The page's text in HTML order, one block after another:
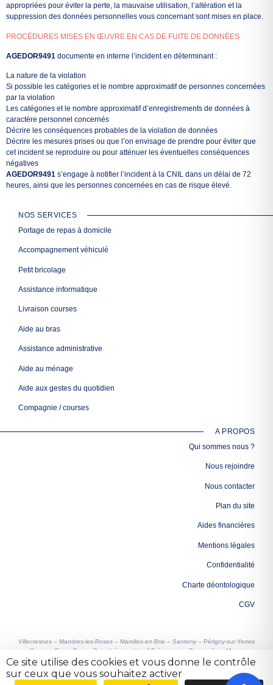
Ce site utilise des cookies et vous donne le contrôle
sur ceux que vous souhaitez activer
appropriées pour éviter la perte, la mauvaise utilisation, l’altération et la
suppression des données personnelles vous concernant sont mises en place.
PROCÉDURES MISES EN ŒUVRE EN CAS DE FUITE DE DONNÉES
AGEDOR9491 documente en interne l’incident en déterminant :
La nature de la violation
Si possible les catégories et le nombre approximatif de personnes concernées
par la violation
Les catégories et le nombre approximatif d’enregistrements de données à
caractère personnel concernés
Décrire les conséquences probables de la violation de données
Décrire les mesures prises ou que l’on envisage de prendre pour éviter que
cet incident se reproduire ou pour atténuer les éventuelles conséquences
négatives
AGEDOR9491 s’engage à notifier l’incident à la CNIL dans un délai de 72
heures, ainsi que les personnes concernées en cas de risque élevé.
NOS SERVICES
Portage de repas à domicile
Accompagnement véhiculé
Petit bricolage
Assistance informatique
Livraison courses
Aide au bras
Assistance administrative
Aide au ménage
Aide aux gestes du quotidien
Compagnie / courses
A PROPOS
Qui sommes nous ?
Nous rejoindre
Nous contacter
Plan du site
Aides financières
Mentions légales
Confidentialité
Charte déontologique
CGV
Villecresnes – Mandres-les-Roses – Marolles-en-Brie – Santeny – Périgny-sur-Yerres
– Sucy-en-Brie – Boissy-Saint-Léger – Limeil-Brévannes – Bonneuil-sur-Marne –
Noiseau – Yerres – Brunoy – Boussy-Saint-Antoine – Quincy-sous-Sénart –
Varennes-Jarcy – Épinay-sous-Sénart